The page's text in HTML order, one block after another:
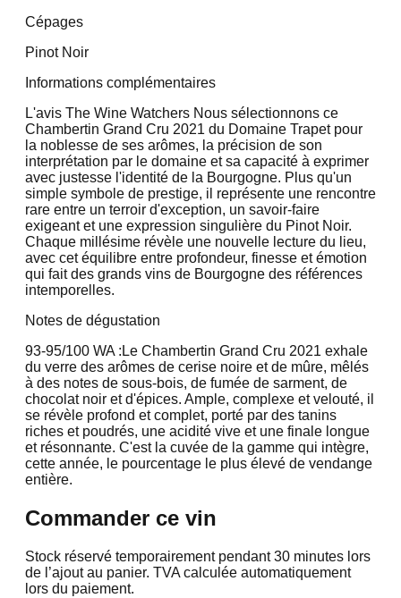
Cépages
Pinot Noir
Informations complémentaires
L'avis The Wine Watchers Nous sélectionnons ce
Chambertin Grand Cru 2021 du Domaine Trapet pour
la noblesse de ses arômes, la précision de son
interprétation par le domaine et sa capacité à exprimer
avec justesse l'identité de la Bourgogne. Plus qu'un
simple symbole de prestige, il représente une rencontre
rare entre un terroir d'exception, un savoir-faire
exigeant et une expression singulière du Pinot Noir.
Chaque millésime révèle une nouvelle lecture du lieu,
avec cet équilibre entre profondeur, finesse et émotion
qui fait des grands vins de Bourgogne des références
intemporelles.
Notes de dégustation
93-95/100 WA : Le Chambertin Grand Cru 2021 exhale
du verre des arômes de cerise noire et de mûre, mêlés
à des notes de sous-bois, de fumée de sarment, de
chocolat noir et d'épices. Ample, complexe et velouté, il
se révèle profond et complet, porté par des tanins
riches et poudrés, une acidité vive et une finale longue
et résonnante. C'est la cuvée de la gamme qui intègre,
cette année, le pourcentage le plus élevé de vendange
entière.
Commander ce vin
Stock réservé temporairement pendant 30 minutes lors
de l’ajout au panier. TVA calculée automatiquement
lors du paiement.